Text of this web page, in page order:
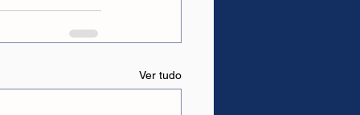
Ver tudo